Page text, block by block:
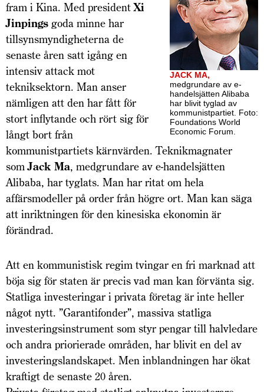
JACK MA,
medgrundare av e-
handels­jätten Alibaba
har blivit tyglad av
kommunist­partiet. Foto:
Foundations World
Economic Forum.
fram i Kina. Med presidentXi
Jinpings goda minne har
tillsynsmyndigheterna de
senaste åren satt igång en
intensiv attack mot
tekniksektorn. Man anser
nämligen att den har fått för
stort inflytande och rört sig för
långt bort från
kommunistpartiets kärnvärden. Teknikmagnater
somJack Ma, medgrundare av e-handelsjätten
Alibaba, har tyglats. Man har ritat om hela
affärsmodeller på order från högre ort. Man kan säga
att inriktningen för den kinesiska ekonomin är
förändrad.
Att en kommunistisk regim tvingar en fri marknad att
böja sig för staten är precis vad man kan förvänta sig.
Statliga investeringar i privata företag är inte heller
något nytt. ”Garantifonder”, massiva statliga
investeringsinstrument som styr pengar till halvledare
och andra priorierade områden, har blivit en del av
investeringslandskapet. Men inblandningen har ökat
kraftigt de senaste 20 åren.